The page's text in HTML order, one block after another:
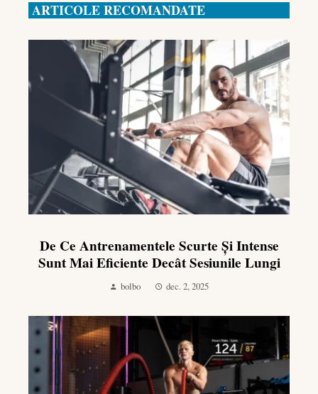
ARTICOLE RECOMANDATE
De Ce Antrenamentele Scurte Și Intense
Sunt Mai Eficiente Decât Sesiunile Lungi
bolbo dec. 2, 2025